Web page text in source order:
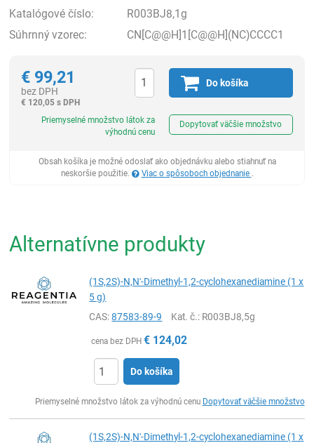
Katalógové číslo:
R003BJ8,1g
Súhrnný vzorec:
CN[C@@H]1[C@@H](NC)CCCC1
€ 99,21
bez DPH
€ 120,05 s DPH
Do košíka
Priemyselné množstvo látok za
výhodnú cenu
Dopytovať väčšie množstvo
Obsah košíka je možné odoslať ako objednávku alebo stiahnuť na
neskoršie použitie.
Viac o spôsoboch objednanie .
Alternatívne produkty
(1S,2S)-N,N'-Dimethyl-1,2-cyclohexanediamine (1 x
5 g)
CAS:87583-89-9 Kat. č.: R003BJ8,5g
cena bez DPH € 124,02
Do košíka
Priemyselné množstvo látok za výhodnú cenu Dopytovať väčšie množstvo
(1S,2S)-N,N'-Dimethyl-1,2-cyclohexanediamine (1 x